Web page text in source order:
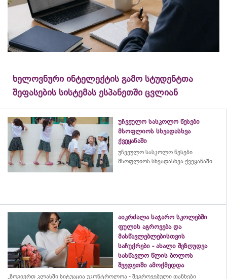
ხელოვნური ინტელექტის გამო სტუდენტთა
შეფასების სისტემას ესპანეთში ცვლიან
უჩვეულო სასკოლო წესები
მსოფლიოს სხვადასხვა
ქვეყანაში
უჩვეულო სასკოლო წესები
მსოფლიოს სხვადასხვა ქვეყანაში
აიკრძალა საჯარო სკოლებში
ფულის აგროვება და
მასწავლებლებისთვის
საჩუქრები - ახალი შეზღუდვა
სასწავლო წლის ბოლოს
შვედეთში ამოქმედდა
„ზოგიერთ კლასში სიტუაცია უკონტროლოა - შეგროვებული თანხები